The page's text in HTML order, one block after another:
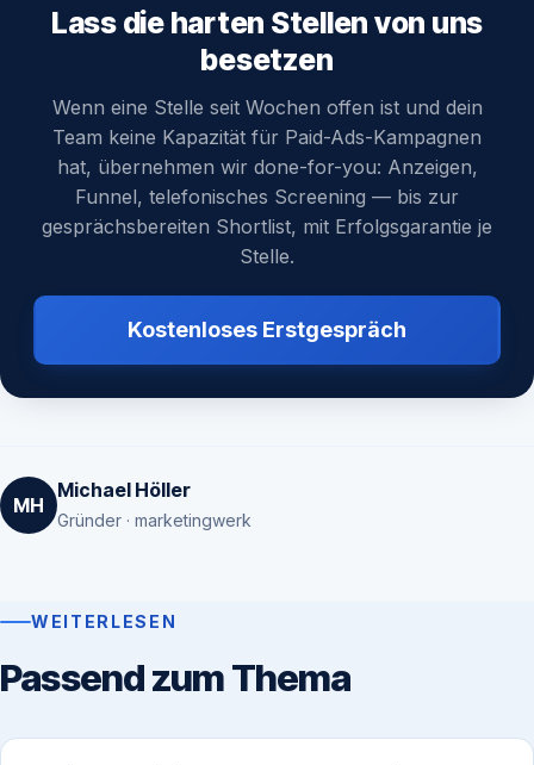
Lass die harten Stellen von uns
besetzen
Wenn eine Stelle seit Wochen offen ist und dein
Team keine Kapazität für Paid-Ads-Kampagnen
hat, übernehmen wir done-for-you: Anzeigen,
Funnel, telefonisches Screening — bis zur
gesprächsbereiten Shortlist, mit Erfolgsgarantie je
Stelle.
Kostenloses Erstgespräch
MH
Michael Höller
Gründer · marketingwerk
WEITERLESEN
Passend zum Thema